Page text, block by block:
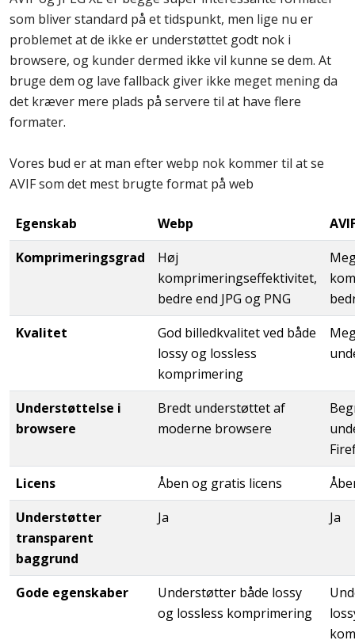
som bliver standard på et tidspunkt, men lige nu er
problemet at de ikke er understøttet godt nok i
browsere, og kunder dermed ikke vil kunne se dem. At
bruge dem og lave fallback giver ikke meget mening da
det kræver mere plads på servere til at have flere
formater.
Vores bud er at man efter webp nok kommer til at se
AVIF som det mest brugte format på web
Egenskab Webp
Komprimeringsgrad
Høj
komprimeringseffektivitet,
bedre end JPG og PNG
Kvalitet
God billedkvalitet ved både
lossy og lossless
komprimering
Understøttelse i
browsere
Bredt understøttet af
moderne browsere
Licens
Åben og gratis licens
Understøtter
transparent
baggrund
Ja Ja
Gode egenskaber
Understøtter både lossy
og lossless komprimering